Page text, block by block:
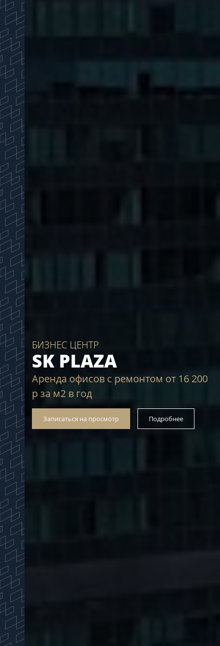
БИЗНЕС ЦЕНТР
SK PLAZA
Аренда офисов с ремонтом от 16 200
р за м2 в год
Записаться на просмотр Подробнее